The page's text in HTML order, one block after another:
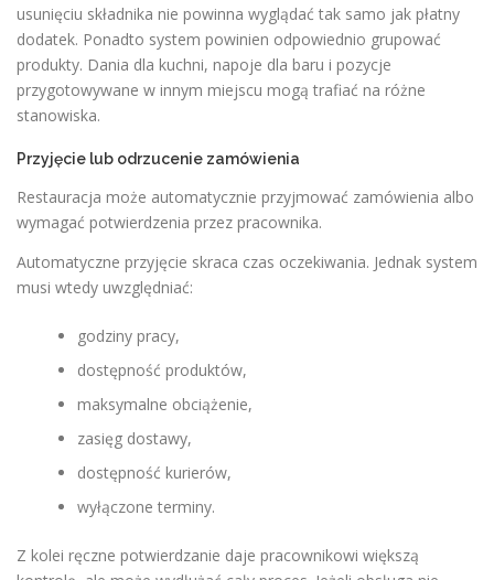
usunięciu składnika nie powinna wyglądać tak samo jak płatny
dodatek. Ponadto system powinien odpowiednio grupować
produkty. Dania dla kuchni, napoje dla baru i pozycje
przygotowywane w innym miejscu mogą trafiać na różne
stanowiska.
Przyjęcie lub odrzucenie zamówienia
Restauracja może automatycznie przyjmować zamówienia albo
wymagać potwierdzenia przez pracownika.
Automatyczne przyjęcie skraca czas oczekiwania. Jednak system
musi wtedy uwzględniać:
godziny pracy,
dostępność produktów,
maksymalne obciążenie,
zasięg dostawy,
dostępność kurierów,
wyłączone terminy.
Z kolei ręczne potwierdzanie daje pracownikowi większą